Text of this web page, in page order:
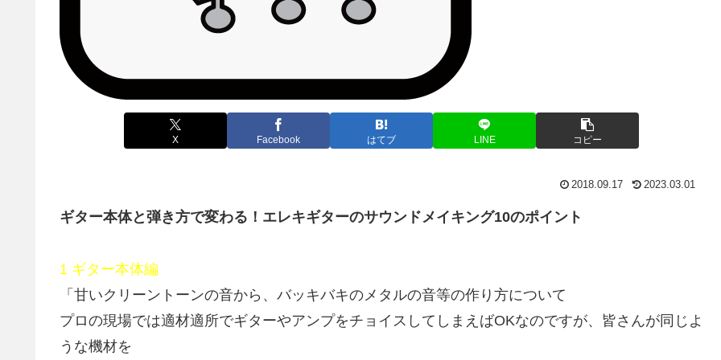
X Facebook はてブ LINE コピー
2018.09.17 2023.03.01
ギター本体と弾き方で変わる！エレキギターのサウンドメイキング10のポイント
1 ギター本体編
「甘いクリーントーンの音から、バッキバキのメタルの音等の作り方について
プロの現場では適材適所でギターやアンプをチョイスしてしまえばOKなのですが、皆さんが同じよ
うな機材を